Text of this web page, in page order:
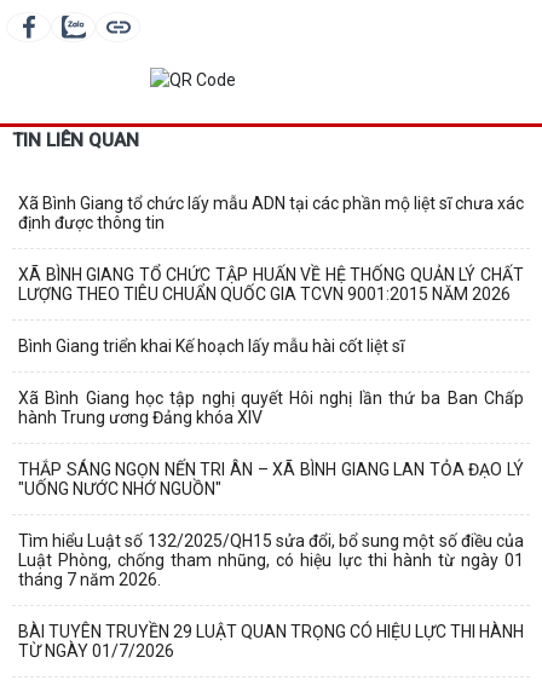
TIN LIÊN QUAN
Xã Bình Giang tổ chức lấy mẫu ADN tại các phần mộ liệt sĩ chưa xác
định được thông tin
XÃ BÌNH GIANG TỔ CHỨC TẬP HUẤN VỀ HỆ THỐNG QUẢN LÝ CHẤT
LƯỢNG THEO TIÊU CHUẨN QUỐC GIA TCVN 9001:2015 NĂM 2026
Bình Giang triển khai Kế hoạch lấy mẫu hài cốt liệt sĩ
Xã Bình Giang học tập nghị quyết Hôi nghị lần thứ ba Ban Chấp
hành Trung ương Đảng khóa XIV
THẮP SÁNG NGỌN NẾN TRI ÂN – XÃ BÌNH GIANG LAN TỎA ĐẠO LÝ
"UỐNG NƯỚC NHỚ NGUỒN"
Tìm hiểu Luật số 132/2025/QH15 sửa đổi, bổ sung một số điều của
Luật Phòng, chống tham nhũng, có hiệu lực thi hành từ ngày 01
tháng 7 năm 2026.
BÀI TUYÊN TRUYỀN 29 LUẬT QUAN TRỌNG CÓ HIỆU LỰC THI HÀNH
TỪ NGÀY 01/7/2026